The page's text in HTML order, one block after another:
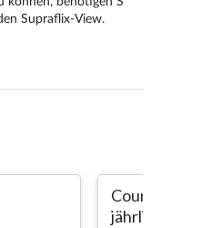
Course-
jährlich pro